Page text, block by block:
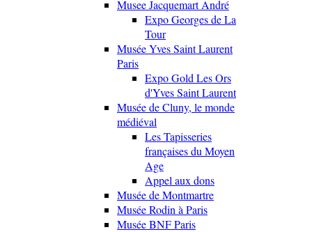
Musee Jacquemart André
Expo Georges de La
Tour
Musée Yves Saint Laurent
Paris
Expo Gold Les Ors
d'Yves Saint Laurent
Musée de Cluny, le monde
médiéval
Les Tapisseries
françaises du Moyen
Age
Appel aux dons
Musée de Montmartre
Musée Rodin à Paris
Musée BNF Paris